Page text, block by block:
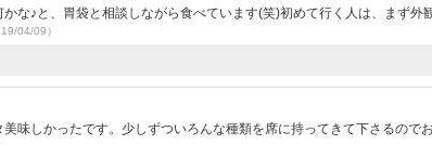
な♪と、胃袋と相談しながら食べています(笑)初めて行く人は、まず外
04/09）
味しかったです。少しずついろんな種類を席に持ってきて下さるので